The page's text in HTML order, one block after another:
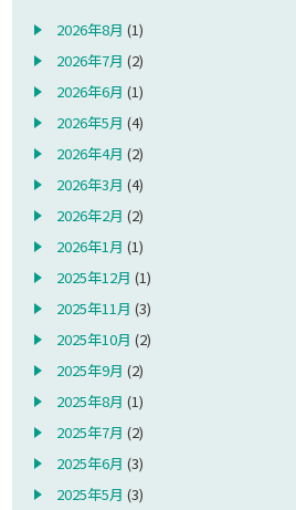
2026年8月 (1)
2026年7月 (2)
2026年6月 (1)
2026年5月 (4)
2026年4月 (2)
2026年3月 (4)
2026年2月 (2)
2026年1月 (1)
2025年12月 (1)
2025年11月 (3)
2025年10月 (2)
2025年9月 (2)
2025年8月 (1)
2025年7月 (2)
2025年6月 (3)
2025年5月 (3)